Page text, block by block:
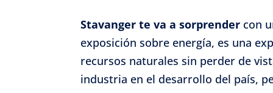
Stavanger te va a sorprender con
exposición sobre energía, es una
recursos naturales sin perder de
industria en el desarrollo del país,